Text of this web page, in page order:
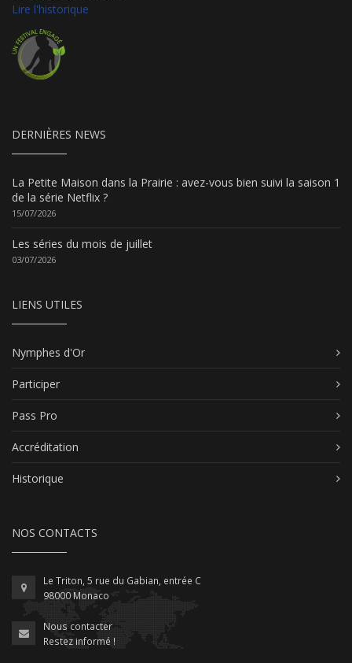
Lire l'historique
DERNIÈRES NEWS
La Petite Maison dans la Prairie : avez-vous bien suivi la saison 1
de la série Netflix ?
15/07/2026
Les séries du mois de juillet
03/07/2026
LIENS UTILES
Nymphes d'Or
Participer
Pass Pro
Accréditation
Historique
NOS CONTACTS
Le Triton, 5 rue du Gabian, entrée C
98000 Monaco
Nous contacter
Restez informé !